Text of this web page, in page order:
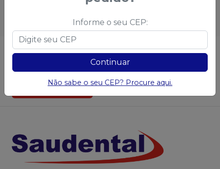
Não achou algum produto? Sugira para a
Sugerir produtos
Informe o seu CEP:
Continuar
Não sabe o seu CEP? Procure aqui.